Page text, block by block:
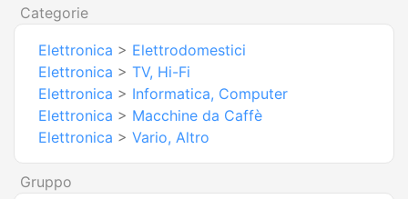
Categorie
Elettronica > Elettrodomestici
Elettronica > TV, Hi-Fi
Elettronica > Informatica, Computer
Elettronica > Macchine da Caffè
Elettronica > Vario, Altro
Gruppo